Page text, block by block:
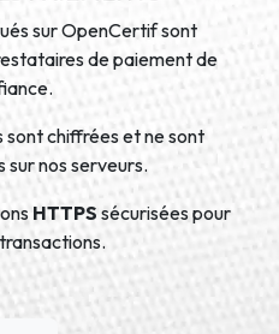
sur OpenCertif sont
de paiement de
sont chiffrées et ne sont
sur nos serveurs.
HTTPS sécurisées pour